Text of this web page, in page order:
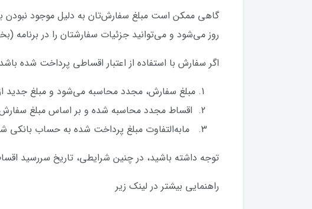
گاهی ممکن است مبلغ سفارش‌تان به دلیل موجود نبودن
روز می‌شود و می‌توانید جزئیات سفارشتان را در
اگر سفارش با استفاده از اعتبار اقساطی پرداخت شده
مبلغ سفارش، مجدد محاسبه می‌شود و مبلغ جدید
اقساط مجدد محاسبه شده و بر اساس مبلغ
مابه‌التفاوت مبلغ پرداخت شده به حساب بانکی شما واریز
توجه داشته باشید، در چنین شرایطی، تاریخ سررسید
راهنمایی بیشتر در لینک زیر